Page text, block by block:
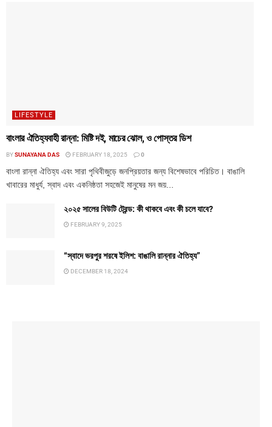
LIFESTYLE
বাংলার ঐতিহ্যবাহী রান্না: মিষ্টি দই, মাচের ঝোল, ও পোস্তর ডিশ
BYSUNAYANA DAS FEBRUARY 18, 2025 0
বাংলা রান্না ঐতিহ্য এবং সারা পৃথিবীজুড়ে জনপ্রিয়তার জন্য বিশেষভাবে পরিচিত। বাঙালি
খাবারের মাধুর্য, স্বাদ এবং একনিষ্ঠতা সহজেই মানুষের মন জয়...
২০২৫ সালের বিউটি ট্রেন্ড: কী থাকবে এবং কী চলে যাবে?
FEBRUARY 9, 2025
“স্বাদে ভরপুর শরষে ইলিশ: বাঙালি রান্নার ঐতিহ্য”
DECEMBER 18, 2024